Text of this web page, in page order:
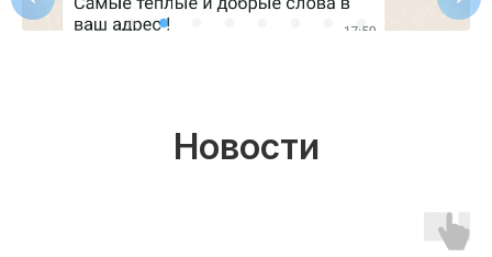
Новости
Повышение квалификации